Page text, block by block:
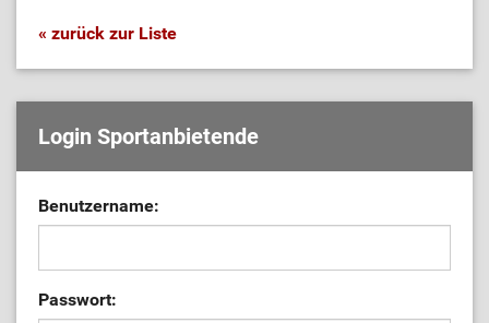
« zurück zur Liste
Login Sportanbietende
Benutzername:
Passwort: